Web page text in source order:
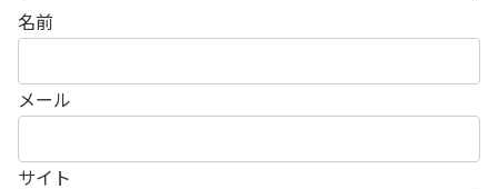
名前
メール
サイト